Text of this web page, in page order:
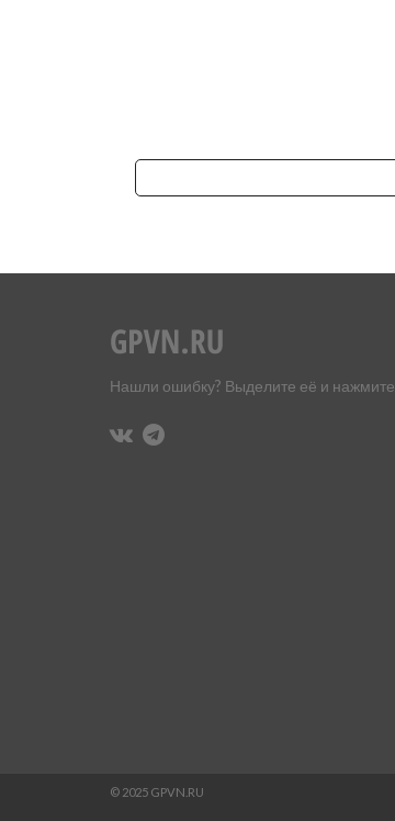
Нашли ошибку? Выделите её и нажмите
© 2025 GPVN.RU